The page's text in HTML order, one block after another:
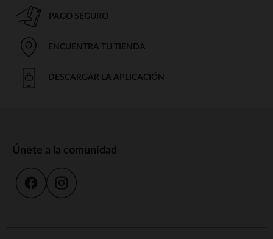
PAGO SEGURO
ENCUENTRA TU TIENDA
DESCARGAR LA APLICACIÓN
Únete a la comunidad